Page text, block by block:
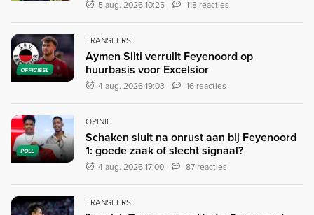
5 aug. 2026 10:25 118 reacties
OFFICIEEL
TRANSFERS
Aymen Sliti verruilt Feyenoord op
huurbasis voor Excelsior
4 aug. 2026 19:03 16 reacties
POLL
OPINIE
Schaken sluit na onrust aan bij Feyenoord
1: goede zaak of slecht signaal?
4 aug. 2026 17:00 87 reacties
TRANSFERS